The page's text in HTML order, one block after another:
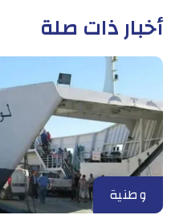
أخبار ذات صلة
وطنية